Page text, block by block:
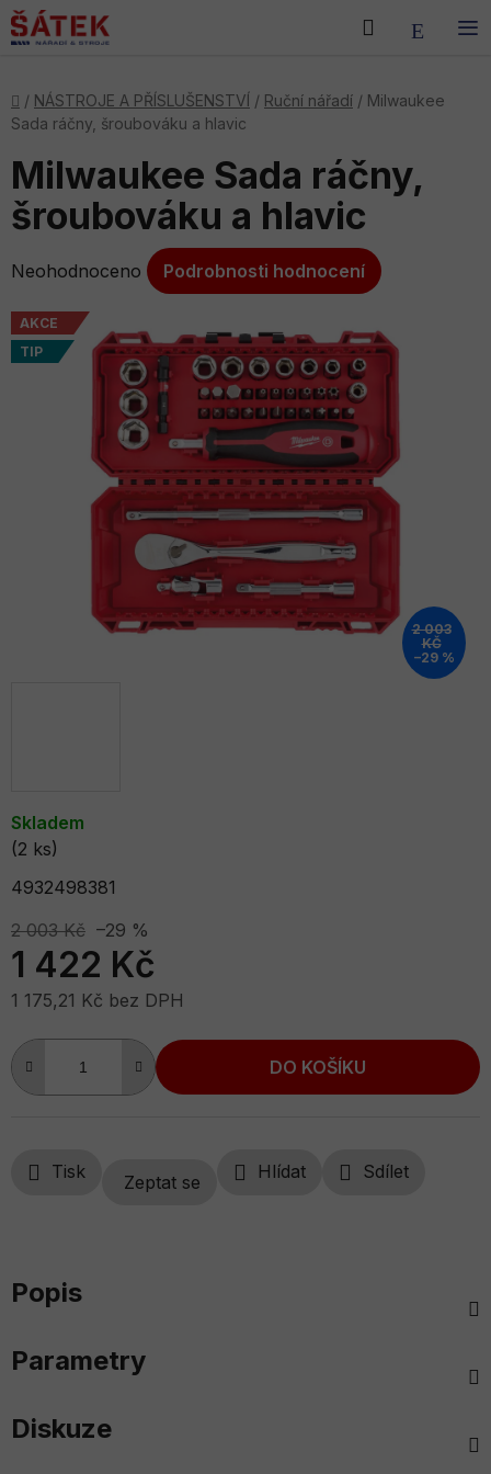
Přejít
na
Hledat
Domů
/ NÁSTROJE A PŘÍSLUŠENSTVÍ / Ruční nářadí / Milwaukee
Sada ráčny, šroubováku a hlavic
Skladem
(2 ks)
4932498381
2 003 Kč –29 %
1 422 Kč
1 175,21 Kč bez DPH
Měrná cena:
DO KOŠÍKU
Tisk Zeptat se Hlídat Sdílet
Milwaukee Sada ráčny,
šroubováku a hlavic
Průměrné
produktu
je
hvězdiček.
Neohodnoceno Podrobnosti hodnocení
AKCE
TIP
2 003
KČ
–29 %
Popis
Parametry
Diskuze